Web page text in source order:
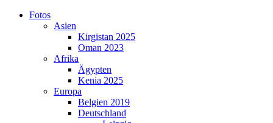
Skip
Fotos
Asien
Kirgistan 2025
Oman 2023
Afrika
Ägypten
Kenia 2025
Europa
Belgien 2019
Deutschland